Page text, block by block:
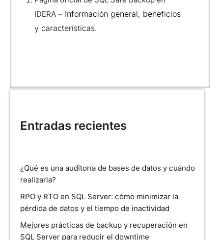
IDERA – Información general, beneficios
y características.
Entradas recientes
¿Qué es una auditoría de bases de datos y cuándo
realizarla?
RPO y RTO en SQL Server: cómo minimizar la
pérdida de datos y el tiempo de inactividad
Mejores prácticas de backup y recuperación en
SQL Server para reducir el downtime